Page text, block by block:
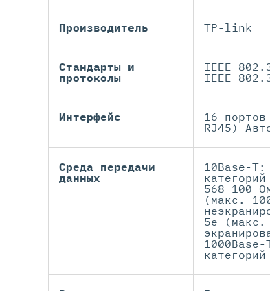
Производитель TP-link
Стандарты и
протоколы
IEEE
IEEE
Интерфейс
16
RJ45)
Среда передачи
данных
10Base-T:
568 100
(макс.
5e (макс.